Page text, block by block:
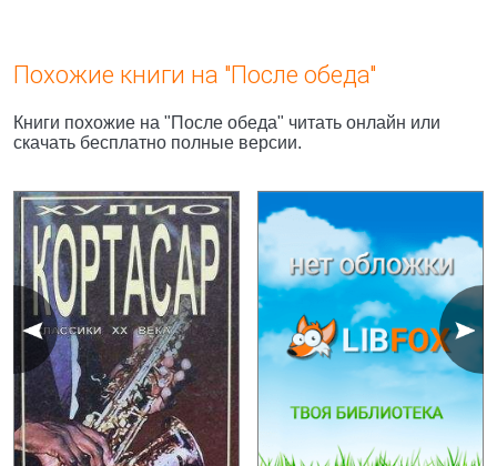
Похожие книги на "После обеда"
Книги похожие на "После обеда" читать онлайн или
скачать бесплатно полные версии.